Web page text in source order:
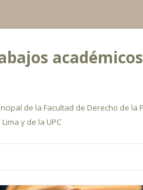
de la Facultad de Derecho de
y de la UPC